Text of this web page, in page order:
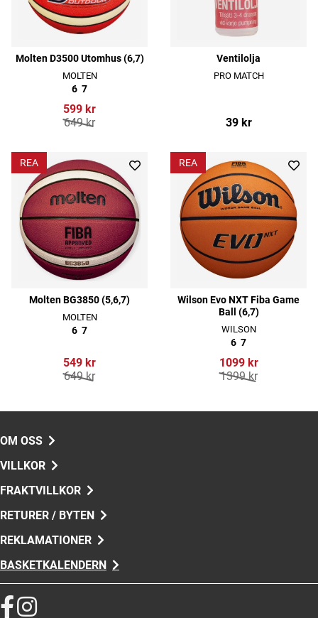
Molten D3500 Utomhus (6,7)
MOLTEN
6 7
599 kr
649 kr
Ventilolja
PRO MATCH
39 kr
REA
Molten BG3850 (5,6,7)
MOLTEN
6 7
549 kr
649 kr
REA
Wilson Evo NXT Fiba Game
Ball (6,7)
WILSON
6 7
1099 kr
1399 kr
OM OSS
VILLKOR
FRAKTVILLKOR
RETURER / BYTEN
REKLAMATIONER
BASKETKALENDERN